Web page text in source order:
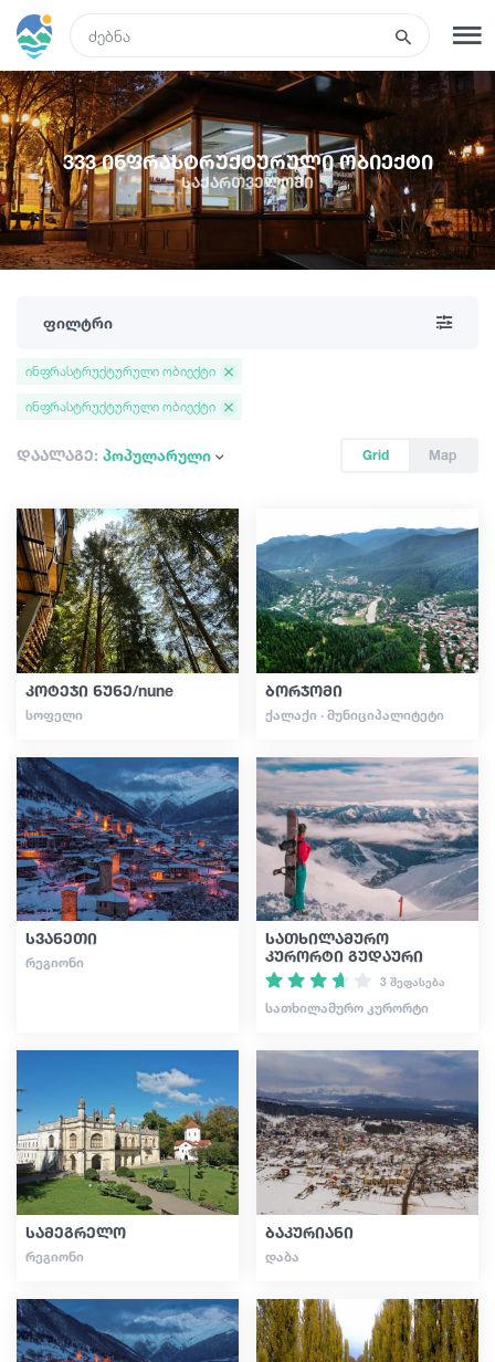
რეგისტრაცია
რა ვნახოთ
ტურები
სასტუმროები
გიდები
სტატიები
ტრანსპორტი
ივენთები
დაგეგმე მოგზაურობა
საქართველო
333 ინფრასტრუქტურული ობიექტი
საქართველოში
ფილტრი
Grid Map
დაალაგე: პოპულარული
ინფრასტრუქტურული ობიექტი
ინფრასტრუქტურული ობიექტი
კოტეჯი ნუნე/nune
ᲡᲝᲤᲔᲚᲘ
ბორჯომი
ᲥᲐᲚᲐᲥᲘ · ᲛᲣᲜᲘᲪᲘᲞᲐᲚᲘᲢᲔᲢᲘ
სვანეთი
ᲠᲔᲒᲘᲝᲜᲘ
სათხილამურო
კურორტი გუდაური
3 შეფასება
ᲡᲐᲗᲮᲘᲚᲐᲛᲣᲠᲝ ᲙᲣᲠᲝᲠᲢᲘ
სამეგრელო
ᲠᲔᲒᲘᲝᲜᲘ
ბაკურიანი
ᲓᲐᲑᲐ